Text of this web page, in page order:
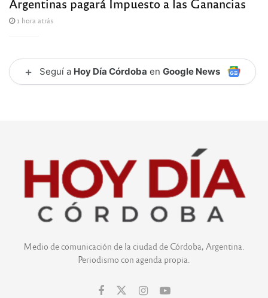
Argentinas pagará Impuesto a las Ganancias
1 hora atrás
+ Seguí a Hoy Día Córdoba en Google News
Medio de comunicación de la ciudad de Córdoba, Argentina.
Periodismo con agenda propia.